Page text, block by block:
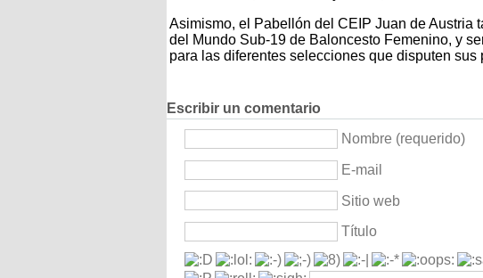
Asimismo, el Pabellón del CEIP Juan de Austria
del Mundo Sub-19 de Baloncesto Femenino, y
para las diferentes selecciones que disputen
Escribir un comentario
Nombre (requerido)
E-mail
Sitio web
Título